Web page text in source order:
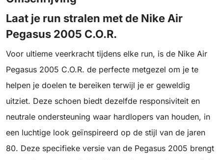
Laat je run stralen met de Nike Air
Pegasus 2005 C.O.R.
Voor ultieme veerkracht tijdens elke run, is de Nike Air
Pegasus 2005 C.O.R. de perfecte metgezel om je te
helpen je doelen te bereiken terwijl je er geweldig
uitziet. Deze schoen biedt dezelfde responsiviteit en
neutrale ondersteuning waar hardlopers van houden, in
een luchtige look geïnspireerd op de stijl van de jaren
80. Deze specifieke versie van de Pegasus 2005 brengt